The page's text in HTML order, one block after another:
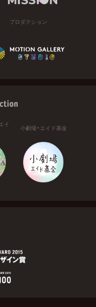
プロダクション
イ
小劇場・エイド基金